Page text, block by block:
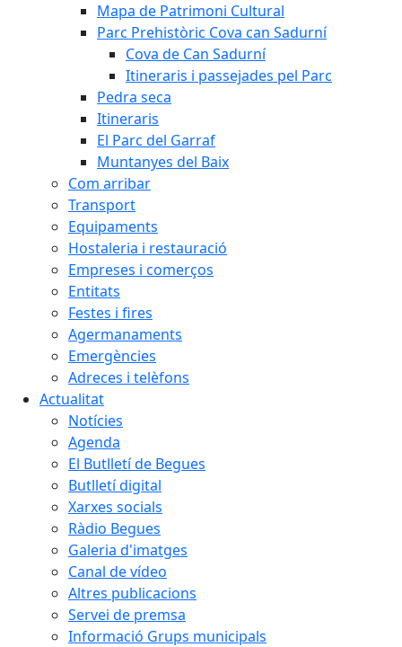
Mapa de Patrimoni Cultural
Parc Prehistòric Cova can Sadurní
Cova de Can Sadurní
Itineraris i passejades pel Parc
Pedra seca
Itineraris
El Parc del Garraf
Muntanyes del Baix
Com arribar
Transport
Equipaments
Hostaleria i restauració
Empreses i comerços
Entitats
Festes i fires
Agermanaments
Emergències
Adreces i telèfons
Actualitat
Notícies
Agenda
El Butlletí de Begues
Butlletí digital
Xarxes socials
Ràdio Begues
Galeria d'imatges
Canal de vídeo
Altres publicacions
Servei de premsa
Informació Grups municipals